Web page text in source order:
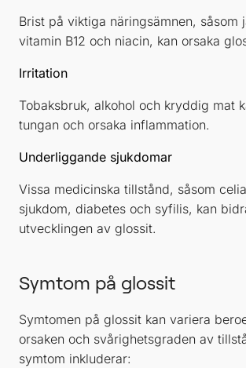
Brist på viktiga näringsämnen, såsom
vitamin B12 och niacin, kan orsaka
Irritation
Tobaksbruk, alkohol och kryddig mat
tungan och orsaka inflammation.
Underliggande sjukdomar
Vissa medicinska tillstånd, såsom
sjukdom, diabetes och syfilis, kan
utvecklingen av glossit.
Symtom på glossit
Symtomen på glossit kan variera
orsaken och svårighetsgraden av
symtom inkluderar: